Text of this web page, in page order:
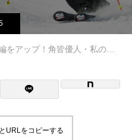
Ski Area
！角皆優人・私のスキー教程「第1巻・もっとも大切な基礎となるスキー技術」
URLをコピーする